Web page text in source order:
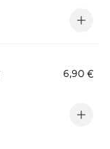
6,90 €